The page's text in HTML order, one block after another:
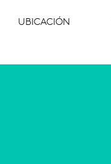
UBICACIÓN